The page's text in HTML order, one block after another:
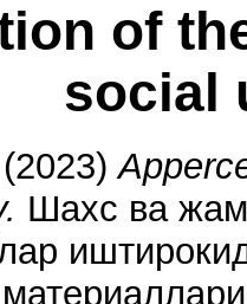
of
social
(2023)
Шахс ва